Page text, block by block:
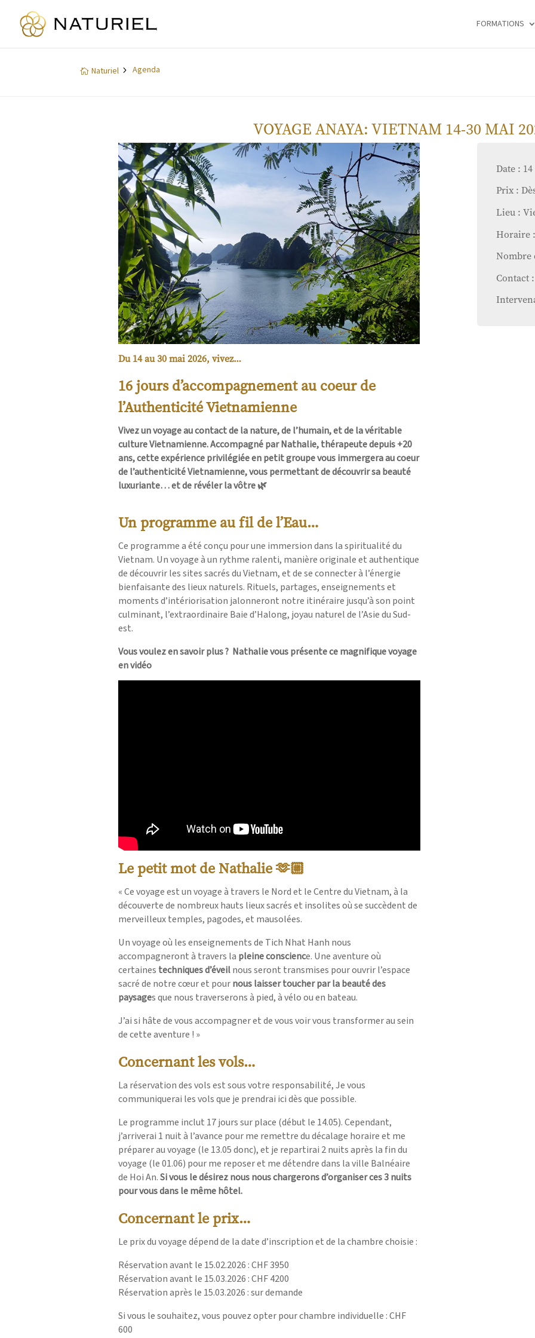
FORMATIONS
 Naturiel 5 Agenda
VOYAGE ANAYA: VIETNAM 14-30 MAI
Du 14 au 30 mai 2026, vivez…
16 jours d’accompagnement au coeur de
l’Authenticité Vietnamienne
Vivez un voyage au contact de la nature, de l’humain, et de la véritable
culture Vietnamienne.Accompagné par Nathalie, thérapeute depuis +20
ans, cette expérience privilégiée en petit groupe vous immergera au coeur
de l’authenticité Vietnamienne, vous permettant de découvrir sa beauté
luxuriante… et de révéler la vôtre 🌿
Un programme au fil de l’Eau…
Ce programme a été conçu pour une immersion dans la spiritualité du
Vietnam. Un voyage à un rythme ralenti, manière originale et authentique
de découvrir les sites sacrés du Vietnam, et de se connecter à l’énergie
bienfaisante des lieux naturels. Rituels, partages, enseignements et
moments d’intériorisation jalonneront notre itinéraire jusqu’à son point
culminant, l’extraordinaire Baie d’Halong, joyau naturel de l’Asie du Sud-
est.
Vous voulez en savoir plus ? Nathalie vous présente ce magnifique voyage
en vidéo
Le petit mot de Nathalie 🫶🏼
« Ce voyage est un voyage à travers le Nord et le Centre du Vietnam, à la
découverte de nombreux hauts lieux sacrés et insolites où se succèdent de
merveilleux temples, pagodes, et mausolées.
Un voyage où les enseignements de Tich Nhat Hanh nous
accompagneront à travers la pleine conscience. Une aventure où
certaines techniques d’éveilnous seront transmises pour ouvrir l’espace
sacré de notre cœur et pournous laisser toucher par la beauté des
paysages que nous traverserons à pied, à vélo ou en bateau.
J’ai si hâte de vous accompagner et de vous voir vous transformer au sein
de cette aventure ! »
Concernant les vols…
La réservation des vols est sous votre responsabilité, Je vous
communiquerai les vols que je prendrai ici dès que possible.
Le programme inclut 17 jours sur place (début le 14.05). Cependant,
j’arriverai 1 nuit à l’avance pour me remettre du décalage horaire et me
préparer au voyage (le 13.05 donc), et je repartirai 2 nuits après la fin du
voyage (le 01.06) pour me reposer et me détendre dans la ville Balnéaire
de Hoi An.Si vous le désirez nous nous chargerons d’organiser ces 3 nuits
pour vous dans le même hôtel.
Concernant le prix…
Le prix du voyage dépend de la date d’inscription et de la chambre choisie :
Réservation avant le 15.02.2026 : CHF 3950
Réservation avant le 15.03.2026 : CHF 4200
Réservation après le 15.03.2026 : sur demande
Si vous le souhaitez, vous pouvez opter pour chambre individuelle : CHF
600
Date :
Prix :
Lieu :
Horaire
Nombre
Contact